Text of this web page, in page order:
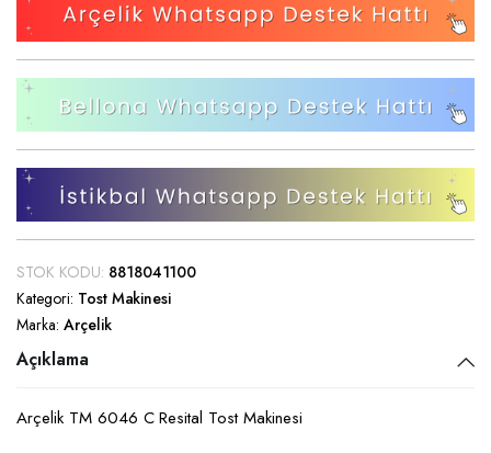
STOK KODU: 8818041100
Kategori: Tost Makinesi
Marka: Arçelik
Açıklama
Arçelik TM 6046 C Resital Tost Makinesi